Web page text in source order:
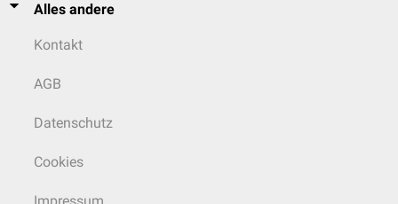
Alles andere
Kontakt
AGB
Datenschutz
Cookies